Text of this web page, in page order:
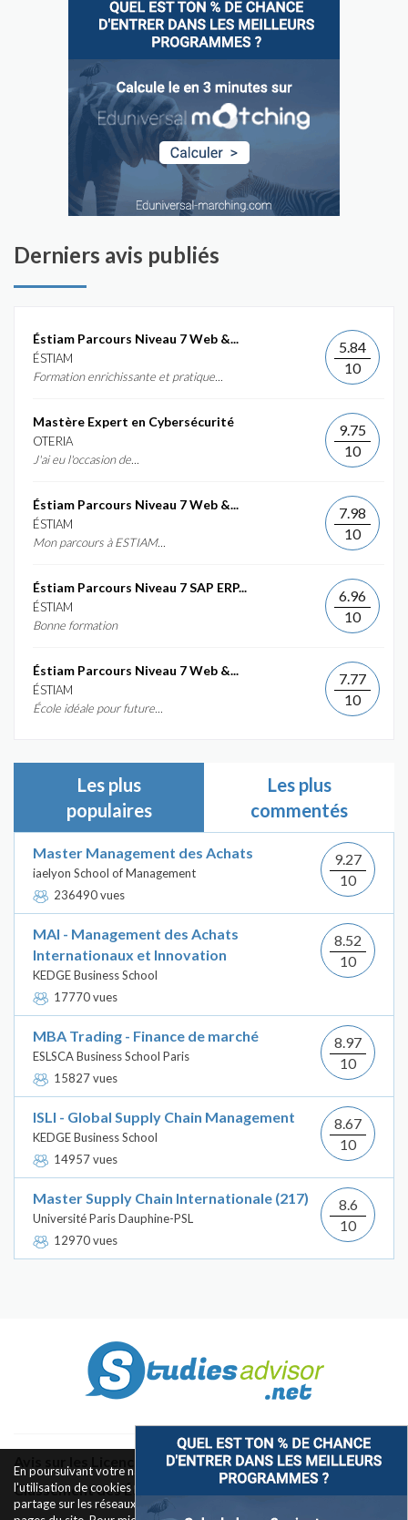
Derniers avis publiés
Éstiam Parcours Niveau 7 Web &...
ÉSTIAM
Formation enrichissante et pratique...
5.84
10
Mastère Expert en Cybersécurité
OTERIA
J'ai eu l'occasion de...
9.75
10
Éstiam Parcours Niveau 7 Web &...
ÉSTIAM
Mon parcours à ESTIAM...
7.98
10
Éstiam Parcours Niveau 7 SAP ERP...
ÉSTIAM
Bonne formation
6.96
10
Éstiam Parcours Niveau 7 Web &...
ÉSTIAM
École idéale pour future...
7.77
10
Les plus
populaires
Les plus
commentés
Master Management des Achats
iaelyon School of Management
236490 vues
9.27
10
MAI - Management des Achats
Internationaux et Innovation
KEDGE Business School
17770 vues
8.52
10
MBA Trading - Finance de marché
ESLSCA Business School Paris
15827 vues
8.97
10
ISLI - Global Supply Chain Management
KEDGE Business School
14957 vues
8.67
10
Master Supply Chain Internationale (217)
Université Paris Dauphine-PSL
12970 vues
8.6
10
Avis sur les Licences & Bachelors
Classement des Écoles
En poursuivant votre navigation sur ce site, vous acceptez
l'utilisation de cookies pour le fonctionnement des boutons de
partage sur les réseaux sociaux et la mesure d'audience des